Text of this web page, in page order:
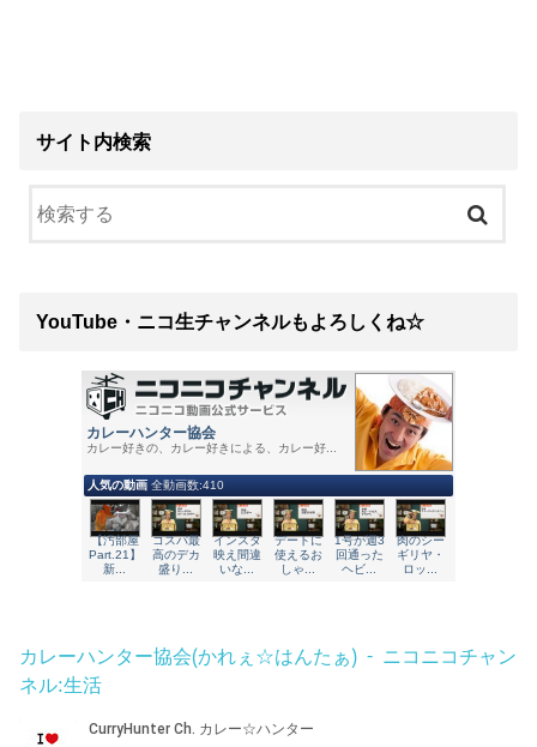
サイト内検索
YouTube・ニコ生チャンネルもよろしくね☆
カレーハンター協会(かれぇ☆はんたぁ) - ニコニコチャン
ネル:生活